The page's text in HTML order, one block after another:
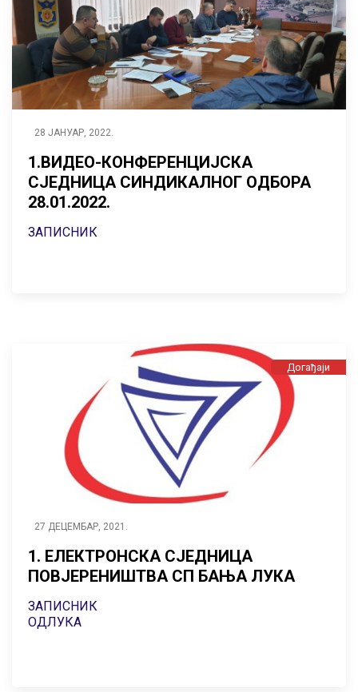
28 ЈАНУАР, 2022.
1.ВИДЕО-КОНФЕРЕНЦИЈСКА
СЈЕДНИЦА СИНДИКАЛНОГ ОДБОРА
28.01.2022.
ЗАПИСНИК
Догађаји
27 ДЕЦЕМБАР, 2021.
1. ЕЛЕКТРОНСКА СЈЕДНИЦА
ПОВЈЕРЕНИШТВА СП БАЊА ЛУКА
ЗАПИСНИК
ОДЛУКА